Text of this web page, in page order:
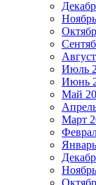
Июль
Июнь
Май
Март